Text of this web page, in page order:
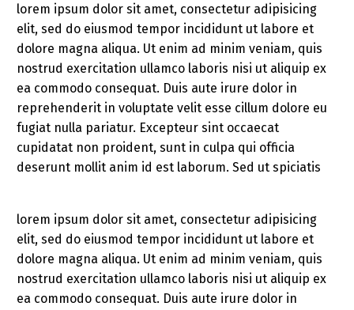
lorem ipsum dolor sit amet, consectetur adipisicing
elit, sed do eiusmod tempor incididunt ut labore et
dolore magna aliqua. Ut enim ad minim veniam, quis
nostrud exercitation ullamco laboris nisi ut aliquip ex
ea commodo consequat. Duis aute irure dolor in
reprehenderit in voluptate velit esse cillum dolore eu
fugiat nulla pariatur. Excepteur sint occaecat
cupidatat non proident, sunt in culpa qui officia
deserunt mollit anim id est laborum. Sed ut spiciatis
lorem ipsum dolor sit amet, consectetur adipisicing
elit, sed do eiusmod tempor incididunt ut labore et
dolore magna aliqua. Ut enim ad minim veniam, quis
nostrud exercitation ullamco laboris nisi ut aliquip ex
ea commodo consequat. Duis aute irure dolor in